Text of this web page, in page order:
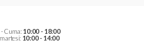
- Cuma: 10:00 - 18:00
10:00 - 14:00